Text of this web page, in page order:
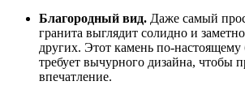
Благородный вид. Даже самый
гранита выглядит солидно и заметно
других. Этот камень по-настоящему
требует вычурного дизайна, чтобы
впечатление.